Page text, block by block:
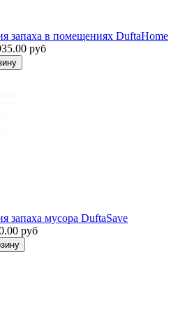
запаха в помещениях DuftaHome
руб
запаха мусора DuftaSave
руб